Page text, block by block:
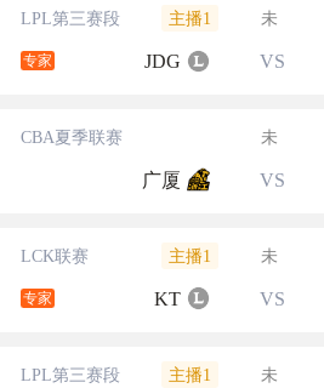
LPL第三赛段 主播1 未
专家 JDG VS
CBA夏季联赛 未
广厦 VS
LCK联赛 主播1 未
专家 KT VS
LPL第三赛段 主播1 未